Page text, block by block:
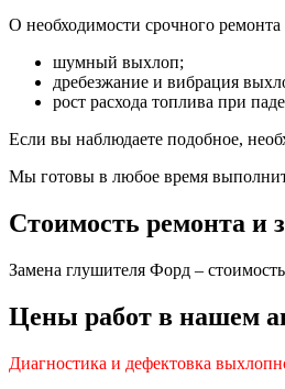
О необходимости срочного
шумный выхлоп;
дребезжание и вибрация
рост расхода топлива при
Если вы наблюдаете подобное,
Мы готовы в любое время
Стоимость ремонта и
Замена глушителя Форд –
Цены работ в нашем
Диагностика и дефектовка